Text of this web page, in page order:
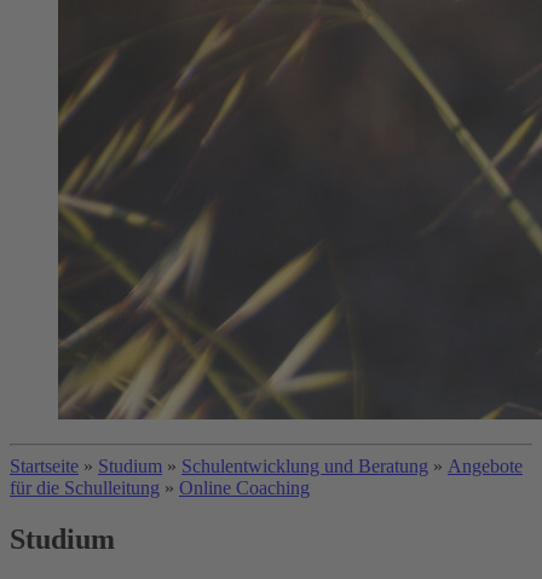
Startseite » Studium » Schulentwicklung und Beratung » Angebote
für die Schulleitung » Online Coaching
Studium